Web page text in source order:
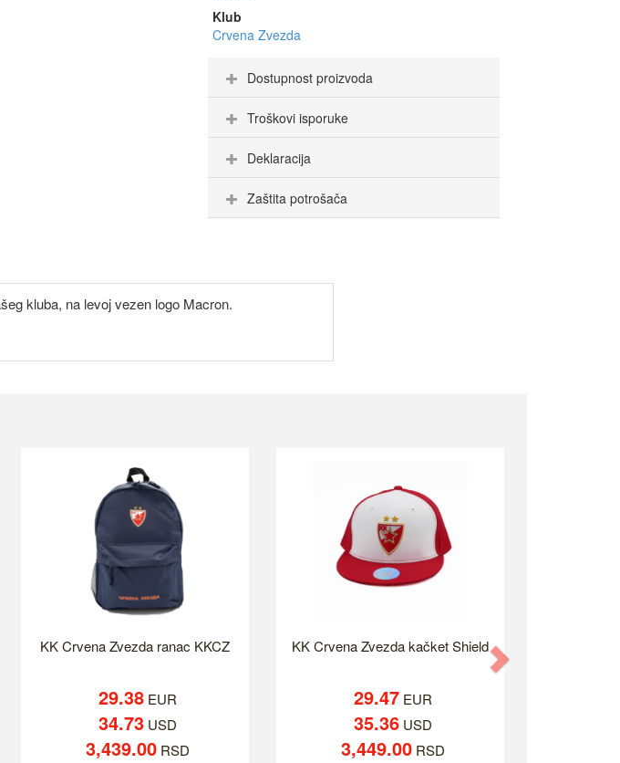
Klub
Crvena Zvezda
Dostupnost proizvoda
Troškovi isporuke
Deklaracija
Zaštita potrošača
kluba, na levoj vezen logo Macron.
KK Crvena Zvezda ranac KKCZ
29.38EUR
34.73USD
3,439.00RSD
KK Crvena Zvezda kačket Shield
29.47EUR
35.36USD
3,449.00RSD